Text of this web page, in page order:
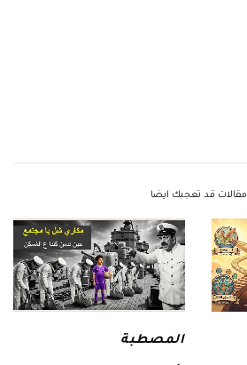
مقالات قد تعجبك ايضا
المصطبة